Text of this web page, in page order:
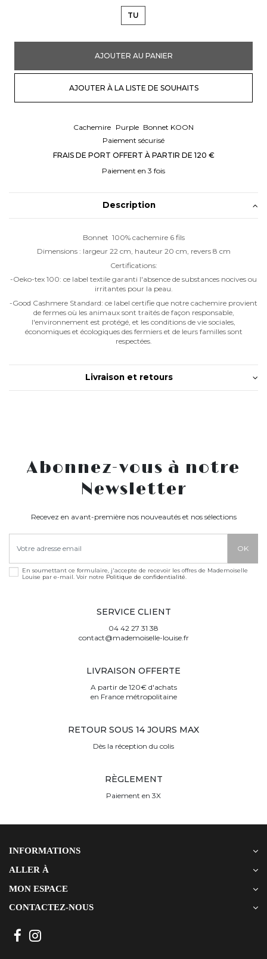
TU
AJOUTER AU PANIER
AJOUTER À LA LISTE DE SOUHAITS
Cachemire Purple Bonnet KOON
Paiement sécurisé
FRAIS DE PORT OFFERT À PARTIR DE 120 €
Paiement en 3 fois
Description
Bonnet 100% cachemire 6 fils
Dimensions : largeur 22 cm, hauteur 20 cm, revers 8 cm
Certifications:
-Oeko-tex 100: ce label textile garanti l'absence de substances nocives ou
irritantes pour la peau.
-Good Cashmere Standard: ce label certifie que notre cachemire provient
de fermes où les animaux sont traités de façon responsable,
l'environnement est protégé, et les conditions de vie sociales,
économiques et écologiques des fermiers et de leurs familles sont
respectées.
Livraison et retours
Abonnez-vous à notre
Newsletter
Recevez en avant-première nos nouveautés et nos sélections
En soumettant ce formulaire, j'accepte de recevoir les offres de Mademoiselle
Louise par e-mail. Voir notre Politique de confidentialité.
SERVICE CLIENT
04 42 27 31 38
contact@mademoiselle-louise.fr
LIVRAISON OFFERTE
A partir de 120€ d'achats
en France métropolitaine
RETOUR SOUS 14 JOURS MAX
Dès la réception du colis
RÈGLEMENT
Paiement en 3X
INFORMATIONS
ALLER À
MON ESPACE
CONTACTEZ-NOUS